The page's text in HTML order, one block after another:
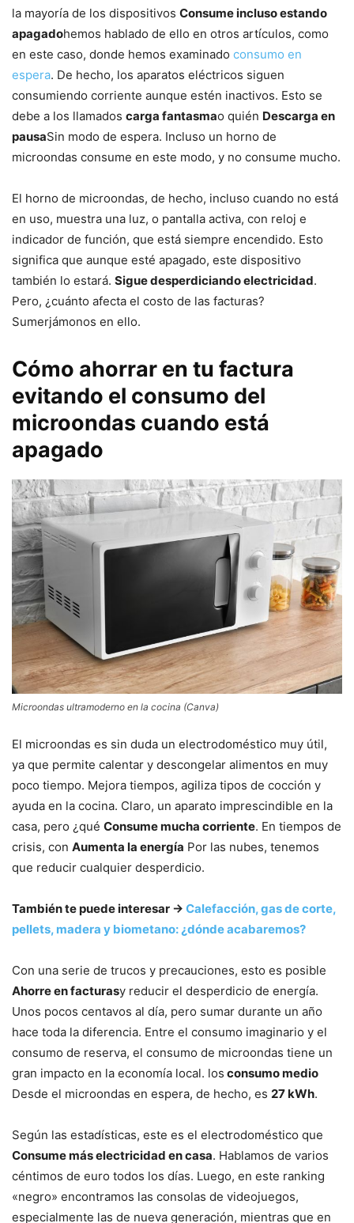
la mayoría de los dispositivos Consume incluso estando
apagadohemos hablado de ello en otros artículos, como
en este caso, donde hemos examinado consumo en
espera. De hecho, los aparatos eléctricos siguen
consumiendo corriente aunque estén inactivos. Esto se
debe a los llamados carga fantasmao quién Descarga en
pausaSin modo de espera. Incluso un horno de
microondas consume en este modo, y no consume mucho.
El horno de microondas, de hecho, incluso cuando no está
en uso, muestra una luz, o pantalla activa, con reloj e
indicador de función, que está siempre encendido. Esto
significa que aunque esté apagado, este dispositivo
también lo estará. Sigue desperdiciando electricidad.
Pero, ¿cuánto afecta el costo de las facturas?
Sumerjámonos en ello.
Cómo ahorrar en tu factura
evitando el consumo del
microondas cuando está
apagado
Microondas ultramoderno en la cocina (Canva)
El microondas es sin duda un electrodoméstico muy útil,
ya que permite calentar y descongelar alimentos en muy
poco tiempo. Mejora tiempos, agiliza tipos de cocción y
ayuda en la cocina. Claro, un aparato imprescindible en la
casa, pero ¿qué Consume mucha corriente. En tiempos de
crisis, con Aumenta la energía Por las nubes, tenemos
que reducir cualquier desperdicio.
También te puede interesar → Calefacción, gas de corte,
pellets, madera y biometano: ¿dónde acabaremos?
Con una serie de trucos y precauciones, esto es posible
Ahorre en facturasy reducir el desperdicio de energía.
Unos pocos centavos al día, pero sumar durante un año
hace toda la diferencia. Entre el consumo imaginario y el
consumo de reserva, el consumo de microondas tiene un
gran impacto en la economía local. los consumo medio
Desde el microondas en espera, de hecho, es 27 kWh.
Según las estadísticas, este es el electrodoméstico que
Consume más electricidad en casa. Hablamos de varios
céntimos de euro todos los días. Luego, en este ranking
«negro» encontramos las consolas de videojuegos,
especialmente las de nueva generación, mientras que en